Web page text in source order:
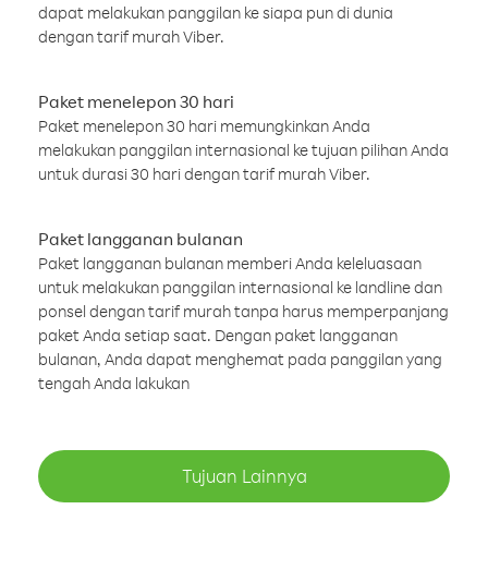
dapat melakukan panggilan ke siapa pun di dunia
dengan tarif murah Viber.
Paket menelepon 30 hari
Paket menelepon 30 hari memungkinkan Anda
melakukan panggilan internasional ke tujuan pilihan Anda
untuk durasi 30 hari dengan tarif murah Viber.
Paket langganan bulanan
Paket langganan bulanan memberi Anda keleluasaan
untuk melakukan panggilan internasional ke landline dan
ponsel dengan tarif murah tanpa harus memperpanjang
paket Anda setiap saat. Dengan paket langganan
bulanan, Anda dapat menghemat pada panggilan yang
tengah Anda lakukan
Tujuan Lainnya